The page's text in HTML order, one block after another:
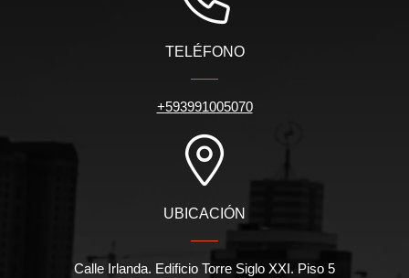
TELÉFONO
+593991005070
UBICACIÓN
Calle Irlanda. Edificio Torre Siglo XXI. Piso 5